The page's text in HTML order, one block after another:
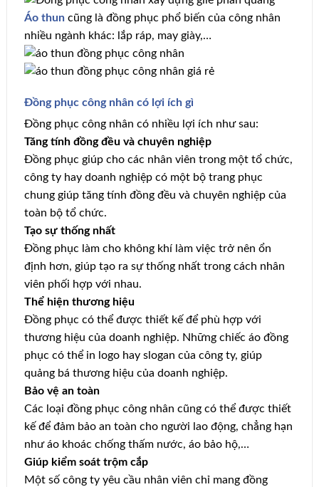
Áo thun cũng là đồng phục phổ biến của công nhân
nhiều ngành khác: lắp ráp, may giày,…
Đồng phục công nhân có lợi ích gì
Đồng phục công nhân có nhiều lợi ích như sau:
Tăng tính đồng đều và chuyên nghiệp
Đồng phục giúp cho các nhân viên trong một tổ chức,
công ty hay doanh nghiệp có một bộ trang phục
chung giúp tăng tính đồng đều và chuyên nghiệp của
toàn bộ tổ chức.
Tạo sự thống nhất
Đồng phục làm cho không khí làm việc trở nên ổn
định hơn, giúp tạo ra sự thống nhất trong cách nhân
viên phối hợp với nhau.
Thể hiện thương hiệu
Đồng phục có thể được thiết kế để phù hợp với
thương hiệu của doanh nghiệp. Những chiếc áo đồng
phục có thể in logo hay slogan của công ty, giúp
quảng bá thương hiệu của doanh nghiệp.
Bảo vệ an toàn
Các loại đồng phục công nhân cũng có thể được thiết
kế để đảm bảo an toàn cho người lao động, chẳng hạn
như áo khoác chống thấm nước, áo bảo hộ,…
Giúp kiểm soát trộm cắp
Một số công ty yêu cầu nhân viên chỉ mang đồng